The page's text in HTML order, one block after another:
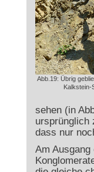
Abb.19: Übrig
Kalkstein-
sehen (in
ursprünglich
dass nur
Am